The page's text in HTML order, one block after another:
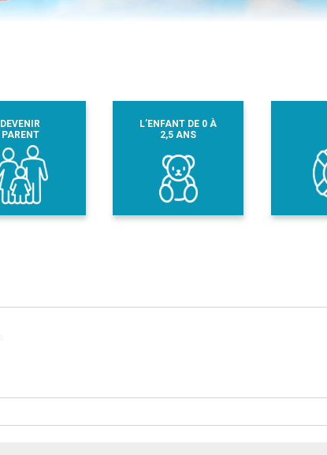
DEVENIR
PARENT
L’ENFANT DE 0 À
2,5 ANS